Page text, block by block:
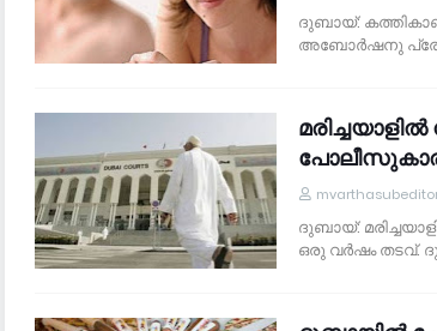
ദുബായ്:
അബോര്‍ഷനു
മരിച്ചയാളില്‍
ദുബായ്:
ഒരു വര്‍ഷം തടവ്.